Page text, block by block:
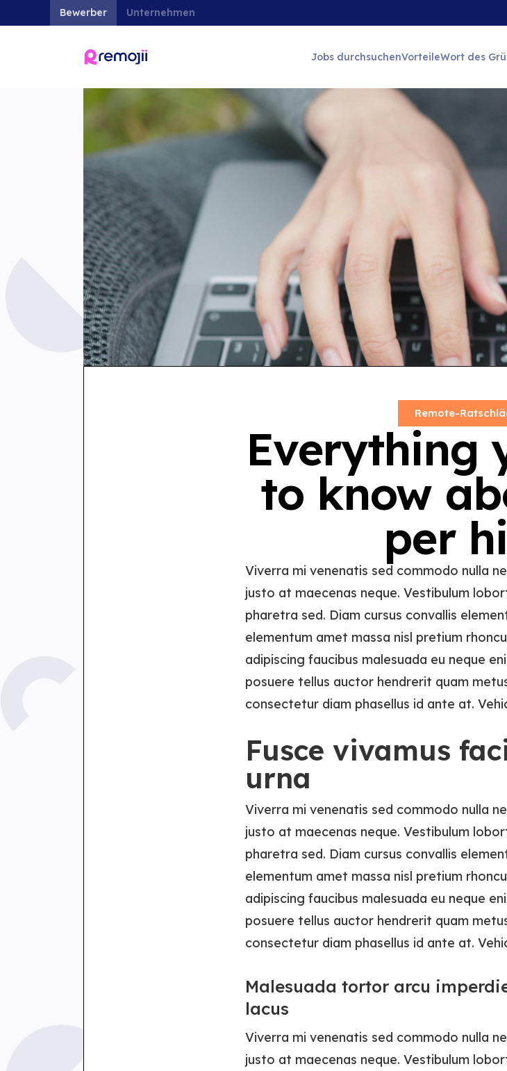
Bewerber Unternehmen
Jobs durchsuchenVorteileWort des
Remote-
Everything
to know
per
Viverra mi venenatis sed commodo nulla
justo at maecenas neque. Vestibulum
pharetra sed. Diam cursus convallis
elementum amet massa nisl pretium
adipiscing faucibus malesuada eu neque
posuere tellus auctor hendrerit quam
consectetur diam phasellus id ante at.
Fusce vivamus
urna
Viverra mi venenatis sed commodo nulla
justo at maecenas neque. Vestibulum
pharetra sed. Diam cursus convallis
elementum amet massa nisl pretium
adipiscing faucibus malesuada eu neque
posuere tellus auctor hendrerit quam
consectetur diam phasellus id ante at.
Malesuada tortor arcu
lacus
Viverra mi venenatis sed commodo nulla
justo at maecenas neque. Vestibulum